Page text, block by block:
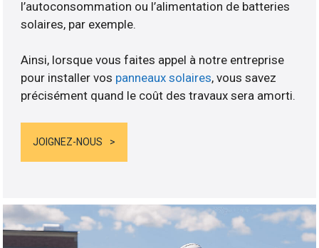
l’autoconsommation ou l’alimentation de batteries
solaires, par exemple.
Ainsi, lorsque vous faites appel à notre entreprise
pour installer vos panneaux solaires, vous savez
précisément quand le coût des travaux sera amorti.
JOIGNEZ-NOUS